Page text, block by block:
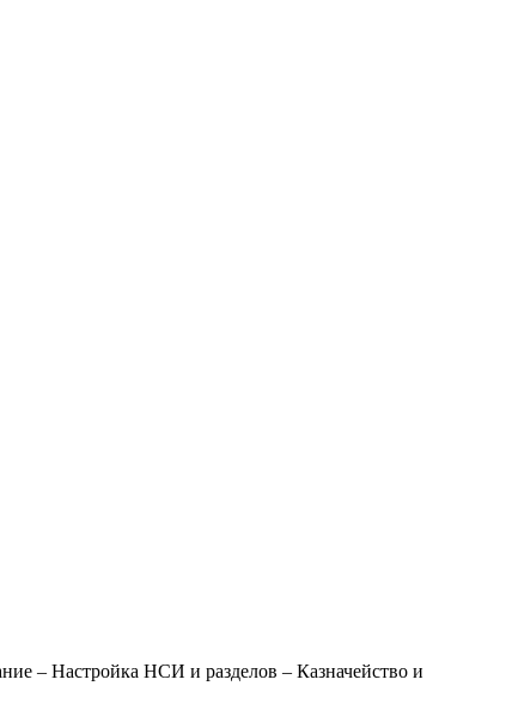
– Настройка НСИ и разделов – Казначейство и